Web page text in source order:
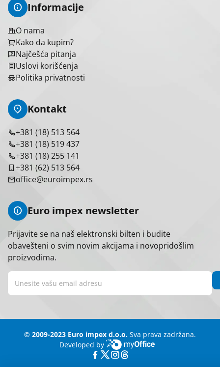
Informacije
O nama
Kako da kupim?
Najčešća pitanja
Uslovi korišćenja
Politika privatnosti
Kontakt
+381 (18) 513 564
+381 (18) 519 437
+381 (18) 255 141
+381 (62) 513 564
office@euroimpex.rs
Euro impex newsletter
Prijavite se na naš elektronski bilten i budite
obavešteni o svim novim akcijama i novopridošlim
proizvodima.
© 2009-2023 Euro impex d.o.o. Sva prava zadržana.
Developed by
myOffice